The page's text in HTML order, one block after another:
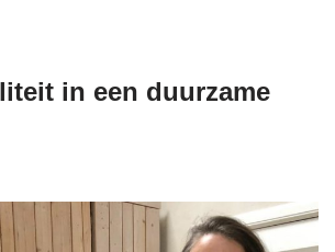
in een duurzame